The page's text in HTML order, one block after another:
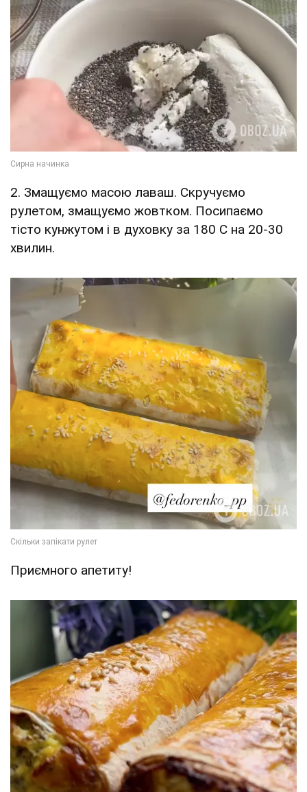
2. Змащуємо масою лаваш. Скручуємо
рулетом, змащуємо жовтком. Посипаємо
тісто кунжутом і в духовку за 180 С на 20-30
хвилин.
Приємного апетиту!